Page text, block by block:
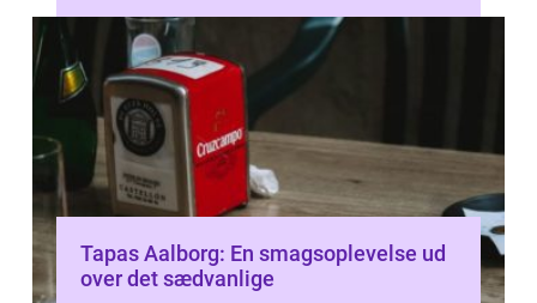
Tapas Aalborg: En smagsoplevelse ud
over det sædvanlige